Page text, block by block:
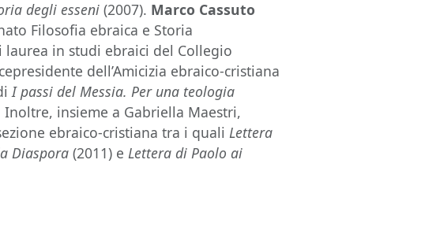
degli esseni(2007). Marco Cassuto
Filosofia ebraica e Storia
in studi ebraici del Collegio
dell’Amicizia ebraico-cristiana
I passi del Messia. Per una teologia
Inoltre, insieme a Gabriella Maestri,
ebraico-cristiana tra i qualiLettera
Diaspora (2011) eLettera di Paolo ai